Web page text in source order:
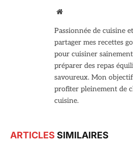
Site
Passionnée de cuisine
partager mes recettes
pour cuisiner
préparer des repas
savoureux. Mon
profiter pleinement de
cuisine.
ARTICLES SIMILAIRES